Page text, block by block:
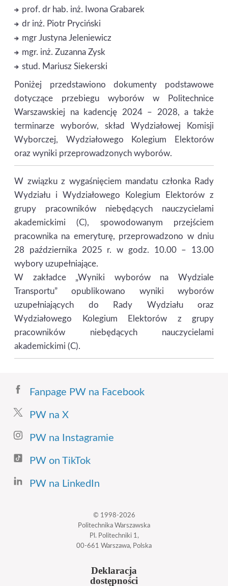
prof. dr hab. inż. Iwona Grabarek
dr inż. Piotr Pryciński
mgr Justyna Jeleniewicz
mgr. inż. Zuzanna Zysk
stud. Mariusz Siekerski
Poniżej przedstawiono dokumenty podstawowe
dotyczące przebiegu wyborów w Politechnice
Warszawskiej na kadencję 2024 – 2028, a także
terminarze wyborów, skład Wydziałowej Komisji
Wyborczej, Wydziałowego Kolegium Elektorów
oraz wyniki przeprowadzonych wyborów.
W związku z wygaśnięciem mandatu członka Rady
Wydziału i Wydziałowego Kolegium Elektorów z
grupy pracowników niebędących nauczycielami
akademickimi (C), spowodowanym przejściem
pracownika na emeryturę, przeprowadzono w dniu
28 października 2025 r. w godz. 10.00 – 13.00
wybory uzupełniające.
W zakładce „Wyniki wyborów na Wydziale
Transportu” opublikowano wyniki wyborów
uzupełniających do Rady Wydziału oraz
Wydziałowego Kolegium Elektorów z grupy
pracowników niebędących nauczycielami
akademickimi (C).
Fanpage PW na Facebook
PW na X
PW na Instagramie
PW on TikTok
PW na LinkedIn
© 1998-2026
Politechnika Warszawska
Pl. Politechniki 1,
00-661 Warszawa, Polska
Deklaracja
dostępności